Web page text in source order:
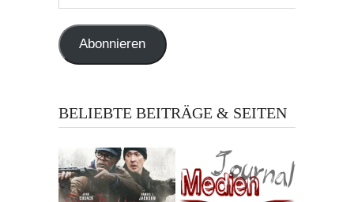
Abonnieren
BELIEBTE BEITRÄGE & SEITEN